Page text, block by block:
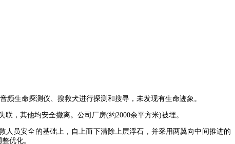
生命探测仪、搜救犬进行探测和搜寻，未发现有生命迹象。
，其他均安全撤离。公司厂房(约2000余平方米)被埋。
员安全的基础上，自上而下清除上层浮石，并采用两翼向中间推进的
优化。